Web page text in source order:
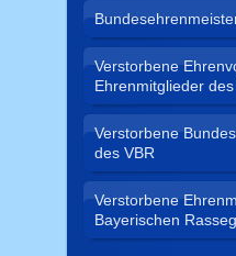
Verstorbene
Ehrenmitglieder des
Verstorbene
des VBR
Verstorbene
Bayerischen